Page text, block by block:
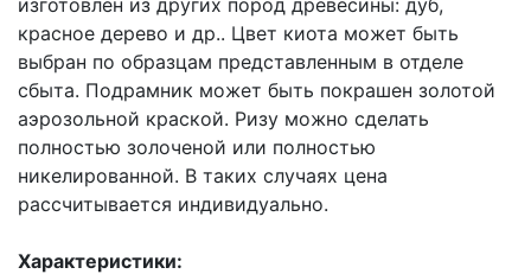
изготовлен из других пород древесины: дуб,
красное дерево и др.. Цвет киота может быть
выбран по образцам представленным в отделе
сбыта. Подрамник может быть покрашен золотой
аэрозольной краской. Ризу можно сделать
полностью золоченой или полностью
никелированной. В таких случаях цена
рассчитывается индивидуально.
Характеристики: